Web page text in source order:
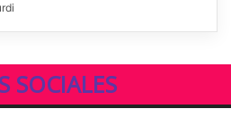
SOCIALES